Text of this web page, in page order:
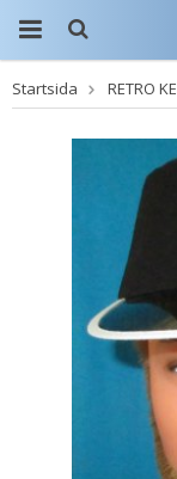
Startsida RETRO